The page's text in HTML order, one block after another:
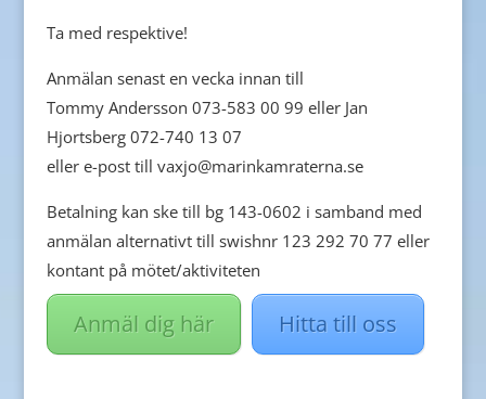
Ta med respektive!
Anmälan senast en vecka innan till
Tommy Andersson 073-583 00 99 eller Jan
Hjortsberg 072-740 13 07
eller e-post till vaxjo@marinkamraterna.se
Betalning kan ske till bg 143-0602 i samband med
anmälan alternativt till swishnr 123 292 70 77 eller
kontant på mötet/aktiviteten
Anmäl dig här Hitta till oss